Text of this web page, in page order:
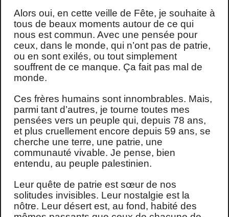
Alors oui, en cette veille de Fête, je souhaite à
tous de beaux moments autour de ce qui
nous est commun. Avec une pensée pour
ceux, dans le monde, qui n’ont pas de patrie,
ou en sont exilés, ou tout simplement
souffrent de ce manque. Ça fait pas mal de
monde.
Ces frères humains sont innombrables. Mais,
parmi tant d’autres, je tourne toutes mes
pensées vers un peuple qui, depuis 78 ans,
et plus cruellement encore depuis 59 ans, se
cherche une terre, une patrie, une
communauté vivable. Je pense, bien
entendu, au peuple palestinien.
Leur quête de patrie est sœur de nos
solitudes invisibles. Leur nostalgie est la
nôtre. Leur désert est, au fond, habité des